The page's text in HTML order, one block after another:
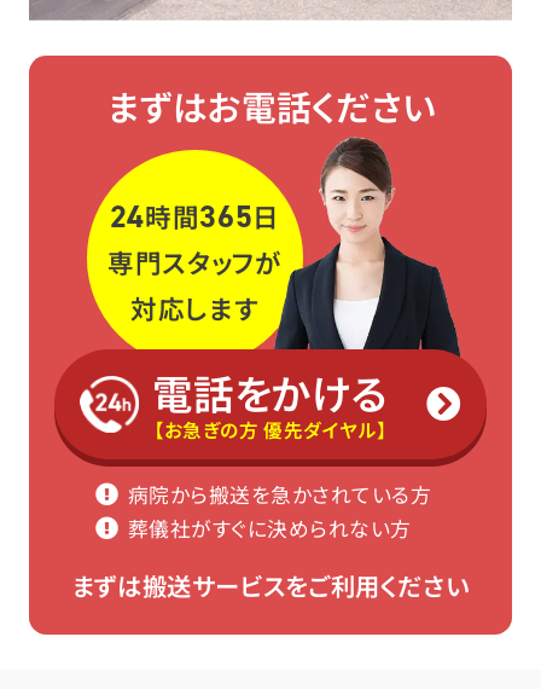
まずはお電話ください
電話をかける
【お急ぎの方 優先ダイヤル】
24時間365日
専門スタッフが
対応します
病院から搬送を急かされている方
葬儀社がすぐに決められない方
まずは搬送サービスをご利用ください